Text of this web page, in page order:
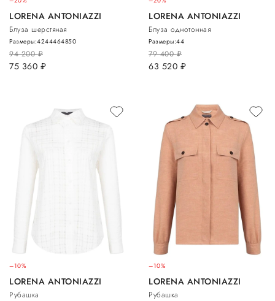
LORENA ANTONIAZZI
Блуза шерстяная
94 200руб.
75 360 руб.
Размеры:4244464850
LORENA ANTONIAZZI
Блуза однотонная
79 400руб.
63 520 руб.
Размеры:44
–10%
LORENA ANTONIAZZI
Рубашка
–10%
LORENA ANTONIAZZI
Рубашка